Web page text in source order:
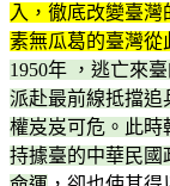
入，徹底改變臺
素無瓜葛的臺灣從
1950年 ，逃亡來
派赴最前線抵擋追
權岌岌可危。此時
持據臺的中華民國